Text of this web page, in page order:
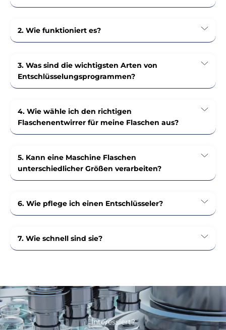
2. Wie funktioniert es?
3. Was sind die wichtigsten Arten von
Entschlüsselungsprogrammen?
4. Wie wähle ich den richtigen
Flaschenentwirrer für meine Flaschen aus?
5. Kann eine Maschine Flaschen
unterschiedlicher Größen verarbeiten?
6. Wie pflege ich einen Entschlüsseler?
7. Wie schnell sind sie?
Interessiert?